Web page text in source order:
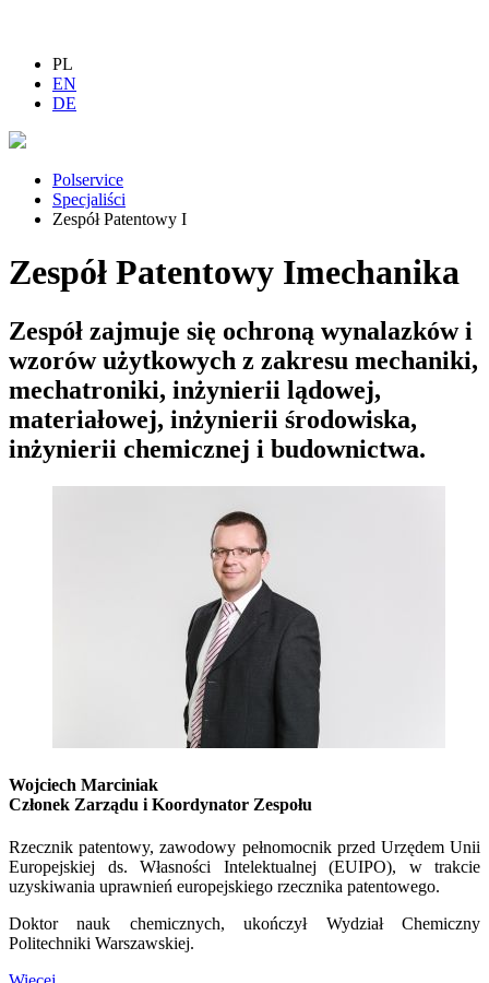
PL
EN
DE
Polservice
Specjaliści
Zespół Patentowy I
Zespół Patentowy Imechanika
Zespół zajmuje się ochroną wynalazków i
wzorów użytkowych z zakresu mechaniki,
mechatroniki, inżynierii lądowej,
materiałowej, inżynierii środowiska,
inżynierii chemicznej i budownictwa.
Wojciech Marciniak
Członek Zarządu i Koordynator Zespołu
Rzecznik patentowy, zawodowy pełnomocnik przed Urzędem Unii
Europejskiej ds. Własności Intelektualnej (EUIPO), w trakcie
uzyskiwania uprawnień europejskiego rzecznika patentowego.
Doktor nauk chemicznych, ukończył Wydział Chemiczny
Politechniki Warszawskiej.